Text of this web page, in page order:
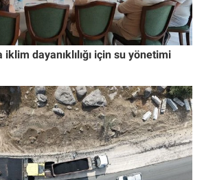
dayanıklılığı için su yönetimi